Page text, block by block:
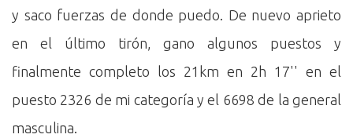
y saco fuerzas de donde puedo. De nuevo aprieto
en el último tirón, gano algunos puestos y
finalmente completo los 21km en 2h 17'' en el
puesto 2326 de mi categoría y el 6698 de la general
masculina.